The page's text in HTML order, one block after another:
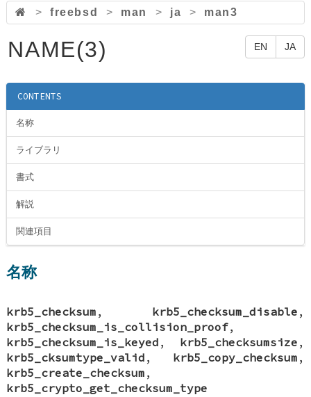
> freebsd > man > ja > man3
EN JA
NAME(3)
CONTENTS
名称
ライブラリ
書式
解説
関連項目
名称
krb5_checksum , krb5_checksum_disable ,
krb5_checksum_is_collision_proof,
krb5_checksum_is_keyed , krb5_checksumsize ,
krb5_cksumtype_valid , krb5_copy_checksum ,
krb5_create_checksum ,
krb5_crypto_get_checksum_type